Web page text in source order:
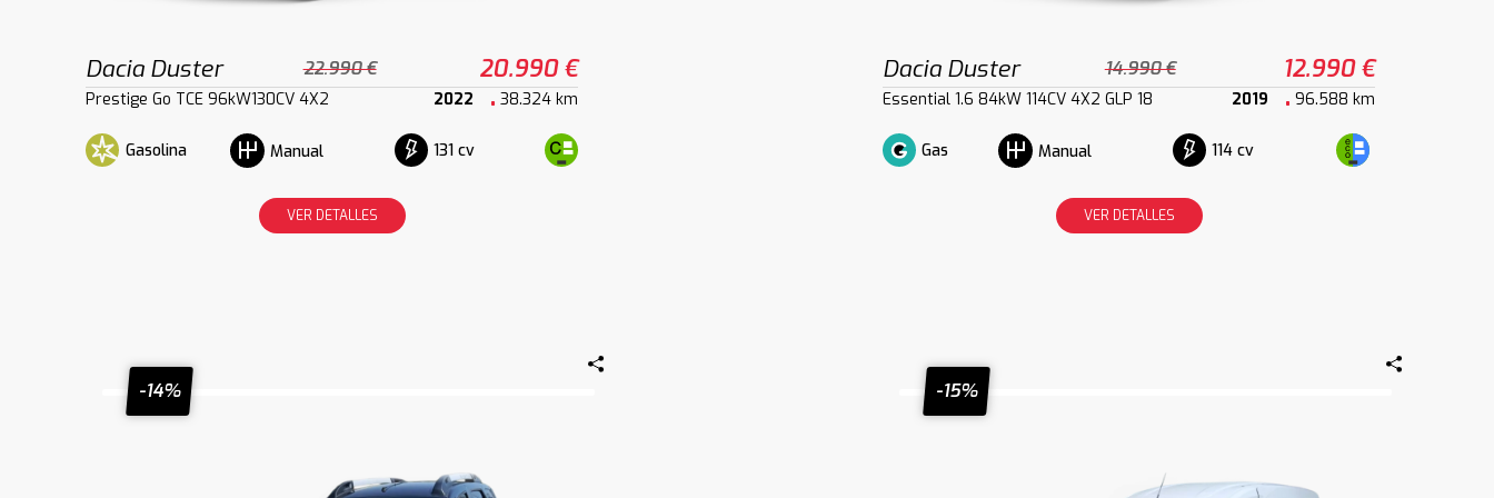
Dacia Duster 22.990 € 20.990 €
Prestige Go TCE 96kW130CV 4X2 2022 38.324 km
Gasolina Manual 131 cv
VER DETALLES
Dacia Duster 14.990 € 12.990 €
Essential 1.6 84kW 114CV 4X2 GLP 18 2019 96.588 km
Gas Manual 114 cv
VER DETALLES
-14% -15%